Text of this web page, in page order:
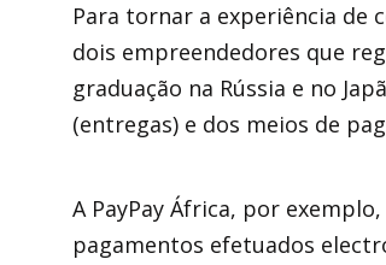
Para tornar a experiência de
dois empreendedores que
graduação na Rússia e no
(entregas) e dos meios de
A PayPay África, por
pagamentos efetuados